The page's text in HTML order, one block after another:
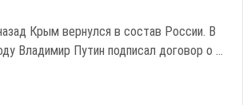
Крым вернулся в состав России. В
Владимир Путин подписал договор о ...